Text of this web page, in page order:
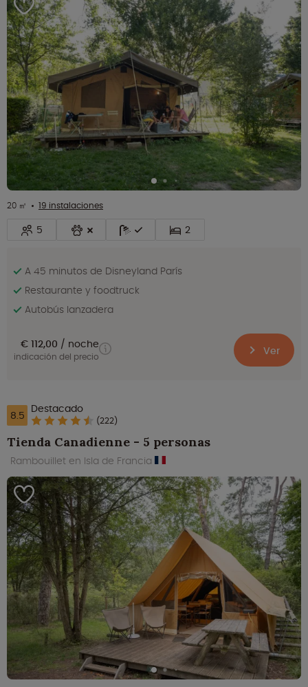
20 ㎡ 19 instalaciones
5 2
A 45 minutos de Disneyland París
Restaurante y foodtruck
Autobús lanzadera
€ 112,00 noche
indicación del precio Ver
8.5 Destacado
(222)
Tienda Canadienne - 5 personas
Rambouillet en Isla de Francia